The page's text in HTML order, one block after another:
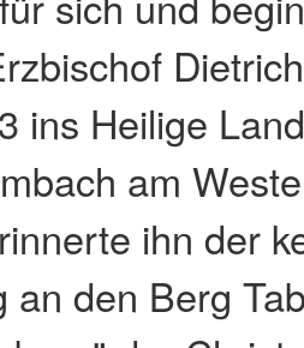
ins Heilige
am
ihn der
an den Berg